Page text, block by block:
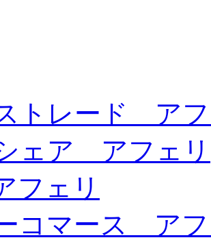
トレード ア
ェア アフェリ
ェリ
コマース ア